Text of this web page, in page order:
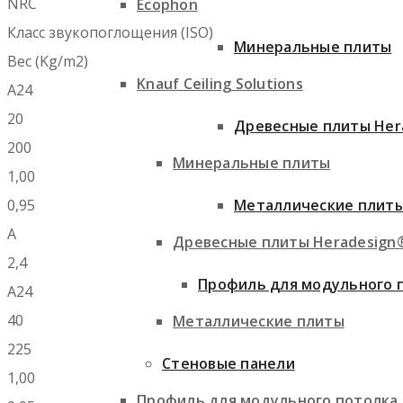
Ecophon
Knauf Ceiling Solutions
Минеральные плиты
Древесные плиты
Металлические плиты
Минеральные плиты
Древесные плиты
Металлические
Профиль для модульного
Стеновые панели
Класс звукопоглощения (ISO)
Вес (Kg/m2)
A24
20
200
1,00
0,95
A
2,4
A24
40
225
1,00